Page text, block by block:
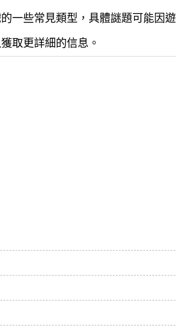
一些常見類型，具體謎題可能因
取更詳細的信息。